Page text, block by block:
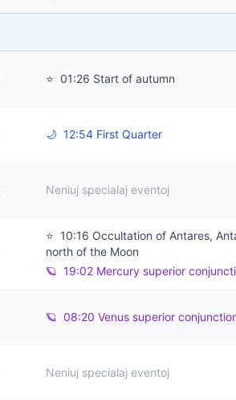
⭐ 01:26 Start of autumn
🌙 12:54 First Quarter
Neniuj specialaj eventoj
⭐ 10:16 Occultation of Antares,
north of the Moon
🪐 19:02 Mercury superior
🪐 08:20 Venus superior
Neniuj specialaj eventoj